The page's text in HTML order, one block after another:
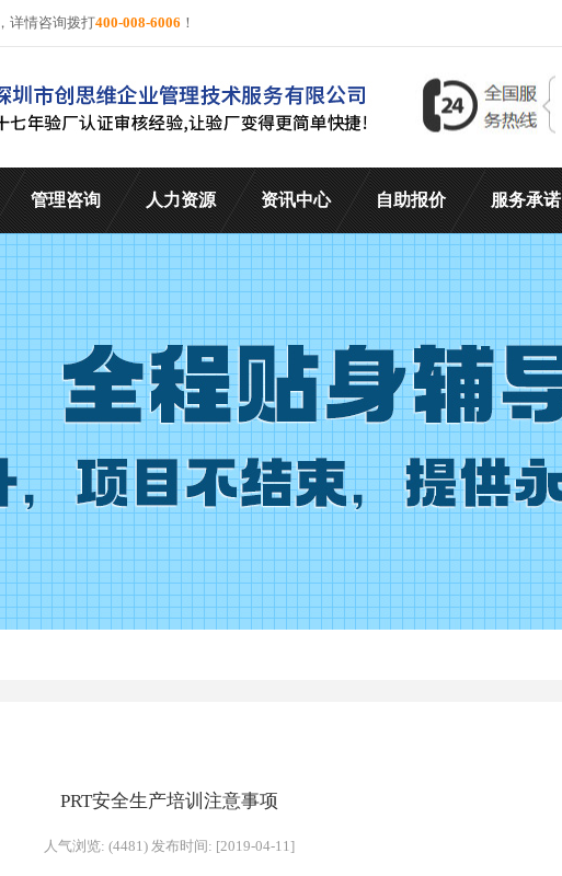
详情咨询拨打400-008-6006 ！
管理咨询 人力资源 资讯中心 自助报价 服务承诺
PRT安全生产培训注意事项
人气浏览: (4481) 发布时间: [2019-04-11]